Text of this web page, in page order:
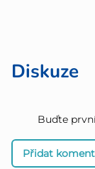
Diskuze
Buďte
Přidat